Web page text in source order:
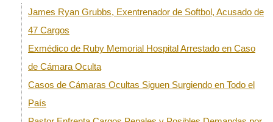
James Ryan Grubbs, Exentrenador de Softbol, Acusado de
47 Cargos
Exmédico de Ruby Memorial Hospital Arrestado en Caso
de Cámara Oculta
Casos de Cámaras Ocultas Siguen Surgiendo en Todo el
País